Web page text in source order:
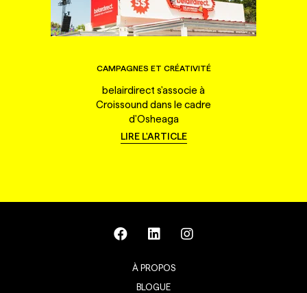
CAMPAGNES ET CRÉATIVITÉ
belairdirect s'associe à
Croissound dans le cadre
d'Osheaga
LIRE L'ARTICLE
À PROPOS
BLOGUE